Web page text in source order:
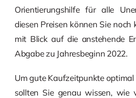
Orientierungshilfe für alle
diesen Preisen können Sie noch
mit Blick auf die anstehende
Abgabe zu Jahresbeginn 2022.
Um gute Kaufzeitpunkte
sollten Sie genau wissen, wie